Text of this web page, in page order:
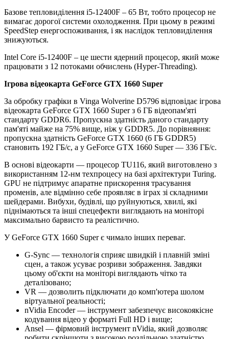
Базове тепловиділення i5-12400F – 65 Вт, тобто процесор не
вимагає дорогої системи охолодження. При цьому в режимі
SpeedStep енергоспоживання, і як наслідок тепловиділення
знижуються.
Intel Core i5-12400F – це шести ядерний процесор, який може
працювати з 12 потоками обчислень (Hyper-Threading).
Ігрова відеокарта GeForce GTX 1660 Super
За обробку графіки в Vinga Wolverine D5796 відповідає ігрова
відеокарта GeForce GTX 1660 Super з 6 ГБ відеопам'яті
стандарту GDDR6. Пропускна здатність даного стандарту
пам'яті майже на 75% вище, ніж у GDDR5. До порівняння:
пропускна здатність GeForce GTX 1660 (6 ГБ GDDR5)
становить 192 ГБ/c, а у GeForce GTX 1660 Super — 336 ГБ/c.
В основі відеокарти — процесор TU116, який виготовлено з
використанням 12-нм техпроцесу на базі архітектури Turing.
GPU не підтримує апаратне прискорення трасування
променів, але відмінно себе проявляє в іграх зі складними
шейдерами. Вибухи, будівлі, що руйнуються, хвилі, які
піднімаються та інші спецефекти виглядають на моніторі
максимально барвисто та реалістично.
У GeForce GTX 1660 Super є чимало інших переваг.
G-Sync — технологія сприяє швидкій і плавній зміні
сцен, а також усуває розриви зображення. Завдяки
цьому об'єкти на моніторі виглядають чітко та
деталізовано;
VR — дозволить підключати до комп'ютера шолом
віртуальної реальності;
nVidia Encoder — інструмент забезпечує високоякісне
кодування відео у форматі Full HD і вище;
Ansel — фірмовий інструмент nVidia, який дозволяє